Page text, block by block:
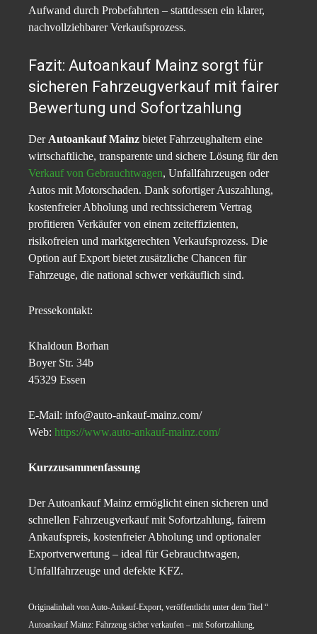
Aufwand durch Probefahrten – stattdessen ein klarer,
nachvollziehbarer Verkaufsprozess.
Fazit: Autoankauf Mainz sorgt für
sicheren Fahrzeugverkauf mit fairer
Bewertung und Sofortzahlung
Der Autoankauf Mainz bietet Fahrzeughaltern eine
wirtschaftliche, transparente und sichere Lösung für den
Verkauf von Gebrauchtwagen, Unfallfahrzeugen oder
Autos mit Motorschaden. Dank sofortiger Auszahlung,
kostenfreier Abholung und rechtssicherem Vertrag
profitieren Verkäufer von einem zeiteffizienten,
risikofreien und marktgerechten Verkaufsprozess. Die
Option auf Export bietet zusätzliche Chancen für
Fahrzeuge, die national schwer verkäuflich sind.
Pressekontakt:
Khaldoun Borhan
Boyer Str. 34b
45329 Essen
E-Mail: info@auto-ankauf-mainz.com/
Web: https://www.auto-ankauf-mainz.com/
Kurzzusammenfassung
Der Autoankauf Mainz ermöglicht einen sicheren und
schnellen Fahrzeugverkauf mit Sofortzahlung, fairem
Ankaufspreis, kostenfreier Abholung und optionaler
Exportverwertung – ideal für Gebrauchtwagen,
Unfallfahrzeuge und defekte KFZ.
Originalinhalt von Auto-Ankauf-Export, veröffentlicht unter dem Titel “
Autoankauf Mainz: Fahrzeug sicher verkaufen – mit Sofortzahlung,